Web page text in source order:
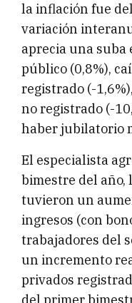
la inflación fue
variación
aprecia una suba
público (0,8%),
registrado (-
no registrado (-
haber jubilatorio
El especialista
bimestre del año,
tuvieron un
ingresos (con
trabajadores del
un incremento
privados
del primer